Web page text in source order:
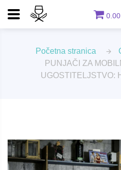
Početna stranica
PUNJAČI ZA
UGOSTITELJSTVO: